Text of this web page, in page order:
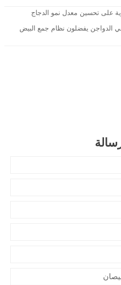
على تحسين معدل نمو الدجاج
الدواجن يفضلون نظام جمع البيض